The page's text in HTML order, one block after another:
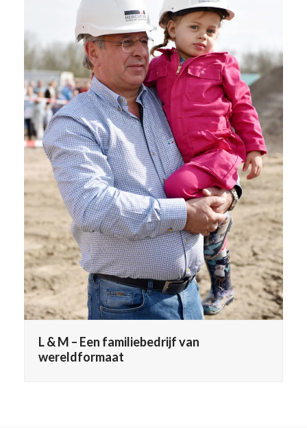
L & M – Een familiebedrijf van
wereldformaat